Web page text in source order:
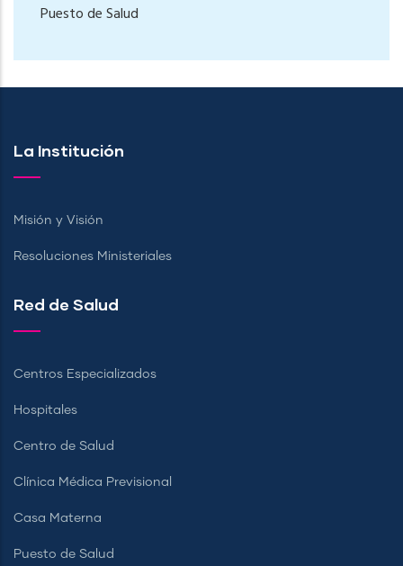
Puesto de Salud
La Institución
Misión y Visión
Resoluciones Ministeriales
Red de Salud
Centros Especializados
Hospitales
Centro de Salud
Clínica Médica Previsional
Casa Materna
Puesto de Salud